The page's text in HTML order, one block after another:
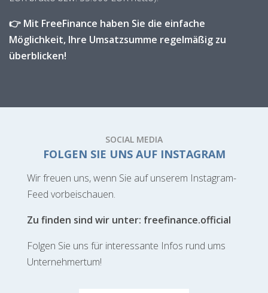
👉 Mit FreeFinance haben Sie die einfache
Möglichkeit, Ihre Umsatzsumme regelmäßig zu
überblicken!
SOCIAL MEDIA
FOLGEN SIE UNS AUF INSTAGRAM
Wir freuen uns, wenn Sie auf unserem Instagram-
Feed vorbeischauen.
Zu finden sind wir unter: freefinance.official
Folgen Sie uns für interessante Infos rund ums
Unternehmertum!